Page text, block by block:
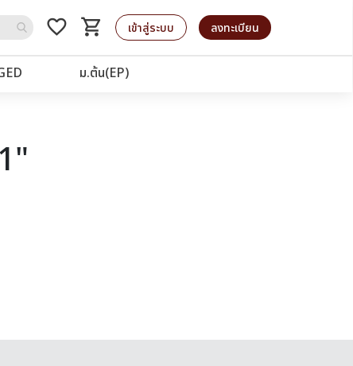
favorite_border shopping_cart
รถเข็น เข้าสู่ระบบ ลงทะเบียน
ม.ต้น(EP)